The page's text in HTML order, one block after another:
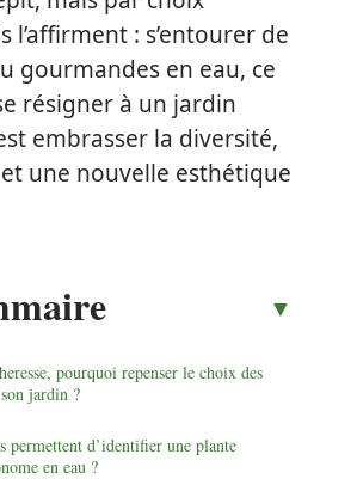
l’affirment : s’entourer de
gourmandes en eau, ce
résigner à un jardin
embrasser la diversité,
une nouvelle esthétique
pourquoi repenser le choix des
jardin ?
permettent d’identifier une plante
en eau ?